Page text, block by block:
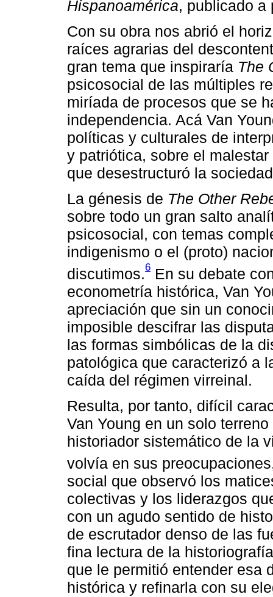
Hispanoamérica, publicado a
Con su obra nos abrió el
raíces agrarias del
gran tema que inspiraría The
psicosocial de las múltiples
miríada de procesos que se
independencia. Acá Van
políticas y culturales de
y patriótica, sobre el
que desestructuró la
La génesis de The Other
sobre todo un gran salto
psicosocial, con temas
indigenismo o el (proto)
discutimos.6 En su debate
econometría histórica, Van
apreciación que sin un
imposible descifrar las
las formas simbólicas de la
patológica que caracterizó a
caída del régimen virreinal.
Resulta, por tanto, difícil
Van Young en un solo
historiador sistemático de la
volvía en sus
social que observó los
colectivas y los liderazgos
con un agudo sentido de
de escrutador denso de las
fina lectura de la
que le permitió entender esa
histórica y refinarla con su